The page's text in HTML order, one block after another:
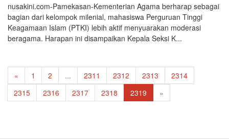
nusakini.com-Pamekasan-Kementerian Agama berharap sebagai
bagian dari kelompok milenial, mahasiswa Perguruan Tinggi
Keagamaan Islam (PTKI) lebih aktif menyuarakan moderasi
beragama. Harapan ini disampaikan Kepala Seksi K...
« 1 2 ... 2311 2312 2313
2314
2315
2316 2317 2318 2319 »